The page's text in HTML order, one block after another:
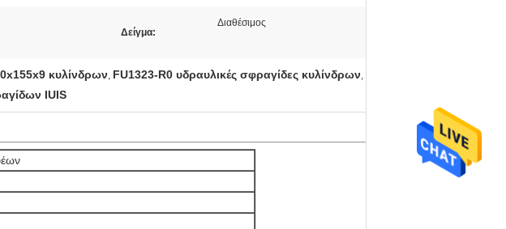
Δείγμα:
Διαθέσιμος
κυλίνδρων, FU1323-R0 υδραυλικές σφραγίδες κυλίνδρων,
IUIS